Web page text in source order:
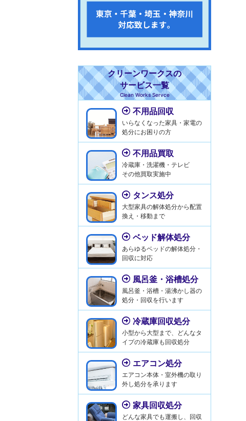
クリーンワークスの
サービス一覧
Clean Works Servce
不用品回収
いらなくなった家具・家電の
処分にお困りの方
不用品買取
冷蔵庫・洗濯機・テレビ
その他買取実施中
タンス処分
大型家具の解体処分から配置
換え・移動まで
ベッド解体処分
あらゆるベッドの解体処分・
回収に対応
風呂釜・浴槽処分
風呂釜・浴槽・湯沸かし器の
処分・回収を行います
冷蔵庫回収処分
小型から大型まで、どんなタ
イプの冷蔵庫も回収処分
エアコン処分
エアコン本体・室外機の取り
外し処分を承ります
家具回収処分
どんな家具でも運搬し、回収